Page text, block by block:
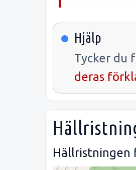
Hjälp
Tycker du
deras
Hällristningen